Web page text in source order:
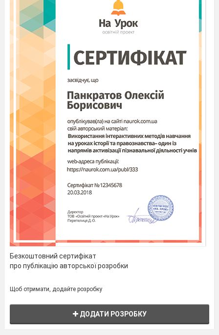
2х2) = 2х
Безкоштовний сертифікат
про публікацію авторської розробки
Щоб отримати, додайте розробку
ДОДАТИ РОЗРОБКУ